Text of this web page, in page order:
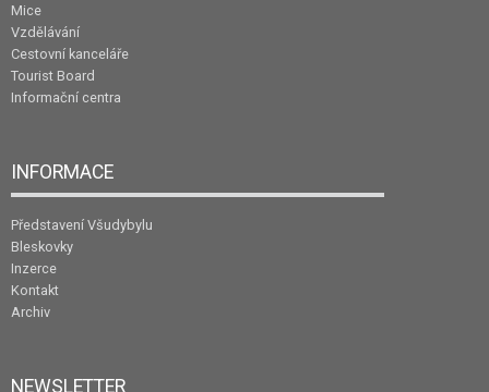
Mice
Vzdělávání
Cestovní kanceláře
Tourist Board
Informační centra
INFORMACE
Představení Všudybylu
Bleskovky
Inzerce
Kontakt
Archiv
NEWSLETTER